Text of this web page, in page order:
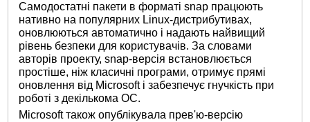
Самодостатні пакети в форматі snap працюють
нативно на популярних Linux-дистрибутивах,
оновлюються автоматично і надають найвищий
рівень безпеки для користувачів. За словами
авторів проекту, snap-версія встановлюється
простіше, ніж класичні програми, отримує прямі
оновлення від Microsoft і забезпечує гнучкість при
роботі з декількома ОС.
Microsoft також опублікувала прев'ю-версію